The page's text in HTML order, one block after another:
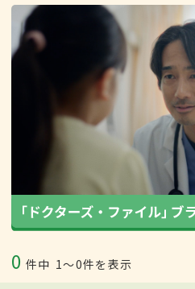
0 件中 1〜0件を表示